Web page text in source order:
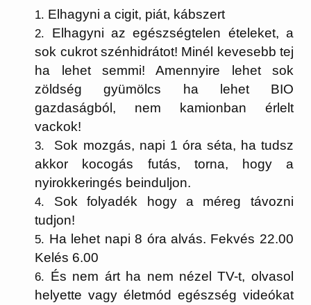
Elhagyni a cigit, piát, kábszert
Elhagyni az egészségtelen ételeket, a
sok cukrot szénhidrátot! Minél kevesebb tej
ha lehet semmi! Amennyire lehet sok
zöldség gyümölcs ha lehet BIO
gazdaságból, nem kamionban érlelt
vackok!
Sok mozgás, napi 1 óra séta, ha tudsz
akkor kocogás futás, torna, hogy a
nyirokkeringés beinduljon.
Sok folyadék hogy a méreg távozni
tudjon!
Ha lehet napi 8 óra alvás. Fekvés 22.00
Kelés 6.00
És nem árt ha nem nézel TV-t, olvasol
helyette vagy életmód egészség videókat